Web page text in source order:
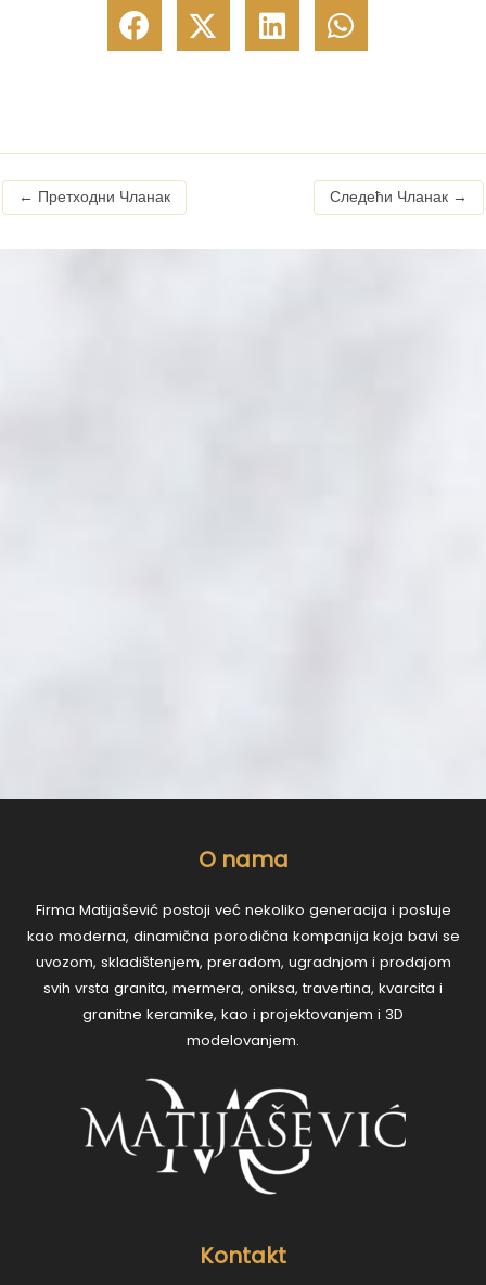
← Претходни Чланак Следећи Чланак →
O nama
Firma Matijašević postoji već nekoliko generacija i posluje
kao moderna, dinamična porodična kompanija koja bavi se
uvozom, skladištenjem, preradom, ugradnjom i prodajom
svih vrsta granita, mermera, oniksa, travertina, kvarcita i
granitne keramike, kao i projektovanjem i 3D
modelovanjem.
Kontakt